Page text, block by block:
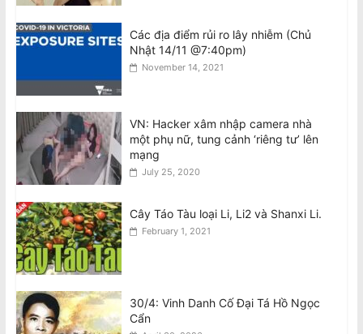
Community Rallies for Justice After
Death of Beloved Shopkeeper Van
Viet Truong
Tử vi tuần mới 12 con giáp từ 10/8-
16/8
August 10, 2026
Các địa điểm rủi ro lây nhiễm (Chủ
Nhật 14/11 @7:40pm)
November 14, 2021
VN: Hacker xâm nhập camera nhà
một phụ nữ, tung cảnh ‘riêng tư’ lên
mạng
July 25, 2020
Cây Táo Tàu loại Li, Li2 và Shanxi Li.
February 1, 2021
30/4: Vinh Danh Cố Đại Tá Hồ Ngọc
Cẩn